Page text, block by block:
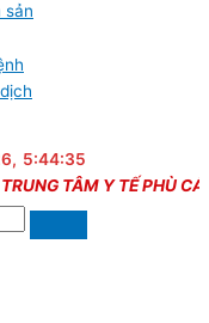
sản
5:44:35
TÂM Y TẾ PHÙ CÁT